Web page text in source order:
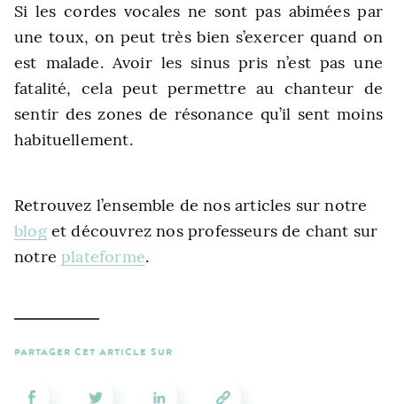
Si les cordes vocales ne sont pas abimées par
une toux, on peut très bien s’exercer quand on
est malade. Avoir les sinus pris n’est pas une
fatalité, cela peut permettre au chanteur de
sentir des zones de résonance qu’il sent moins
habituellement.
Retrouvez l’ensemble de nos articles sur notre
bloget découvrez nos professeurs de chant sur
notreplateforme.
PARTAGER CET ARTICLE SUR